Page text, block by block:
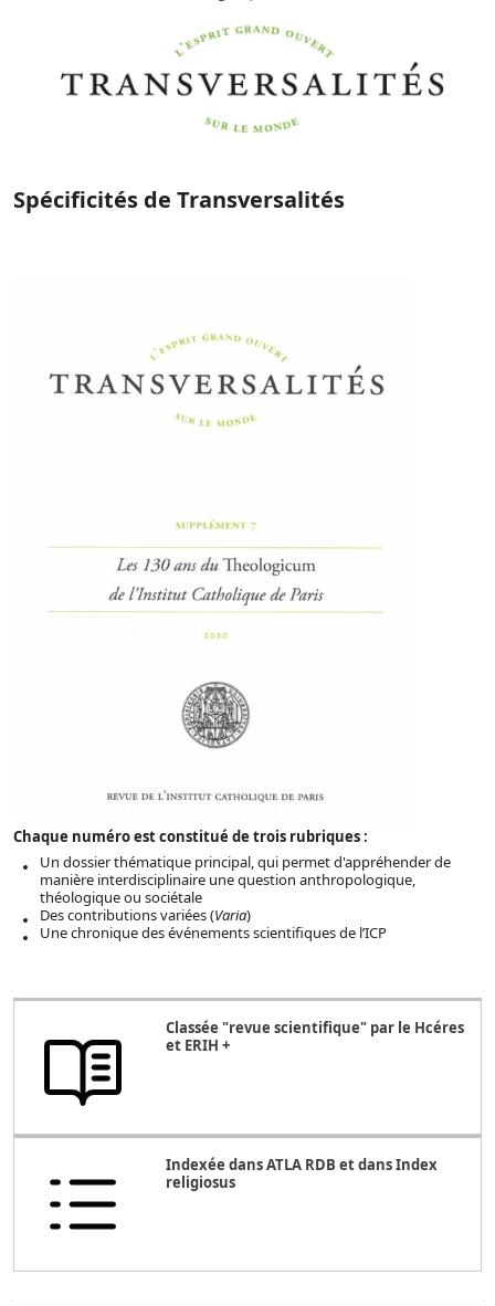
Spécificités de Transversalités
Chaque numéro est constitué de trois rubriques :
Un dossier thématique principal, qui permet d'appréhender de
manière interdisciplinaire une question anthropologique,
théologique ou sociétale
Des contributions variées (Varia)
Une chronique des événements scientifiques de l’ICP
Classée "revue scientifique" par le Hcéres
et ERIH +
Indexée dans ATLA RDB et dans Index
religiosus